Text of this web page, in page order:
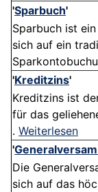
'Sparbuch'
Sparbuch ist
sich auf ein
'Kreditzins'
Kreditzins ist
für das
. Weiterlesen
'
Die
sich auf das